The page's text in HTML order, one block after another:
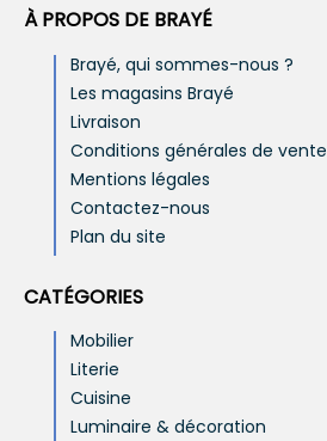
À PROPOS DE BRAYÉ
Brayé, qui sommes-nous ?
Les magasins Brayé
Livraison
Conditions générales de vente
Mentions légales
Contactez-nous
Plan du site
CATÉGORIES
Mobilier
Literie
Cuisine
Luminaire & décoration